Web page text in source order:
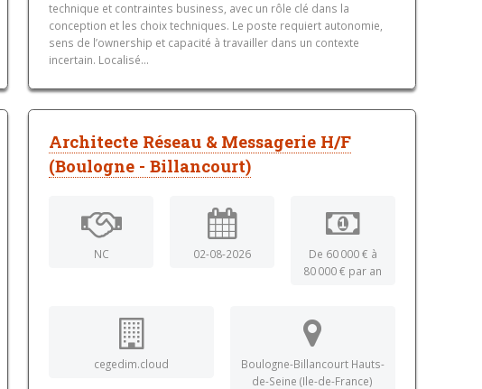
technique et contraintes business, avec un rôle clé dans la
conception et les choix techniques. Le poste requiert autonomie,
sens de l’ownership et capacité à travailler dans un contexte
incertain. Localisé...
Architecte Réseau & Messagerie H/F
(Boulogne - Billancourt)
NC 02-08-2026
De 60 000 € à
80 000 € par an
cegedim.cloud
Boulogne-Billancourt Hauts-
de-Seine (Ile-de-France)